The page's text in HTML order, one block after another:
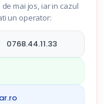
mai jos, iar in cazul
un operator:
0768.44.11.33